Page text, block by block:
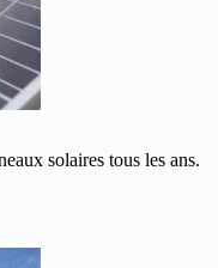
solaires tous les ans.